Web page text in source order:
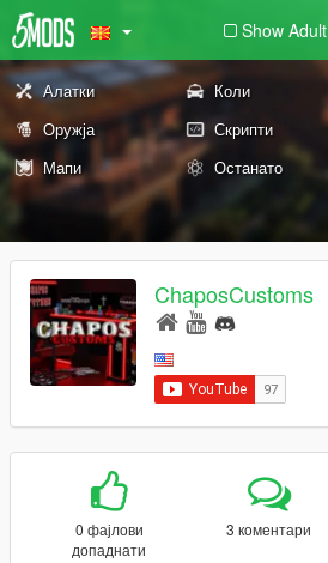
Show Adult
Алатки Коли
Оружја
Скрипти
Мапи
Останато
ChaposCustoms
0 фајлови
допаднати
3 коментари